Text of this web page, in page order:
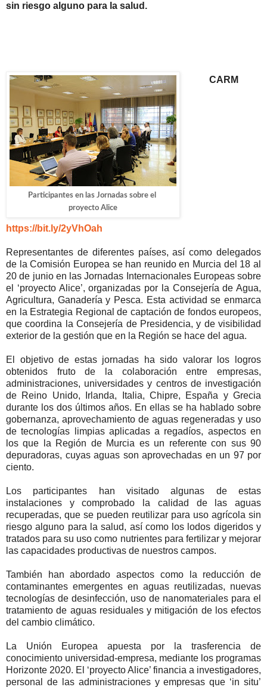
sin riesgo alguno para la salud.
Participantes en las Jornadas sobre el
proyecto Alice
CARM
https://bit.ly/2yVhOah
Representantes de diferentes países, así como delegados
de la Comisión Europea se han reunido en Murcia del 18 al
20 de junio en las Jornadas Internacionales Europeas sobre
el ‘proyecto Alice’, organizadas por la Consejería de Agua,
Agricultura, Ganadería y Pesca. Esta actividad se enmarca
en la Estrategia Regional de captación de fondos europeos,
que coordina la Consejería de Presidencia, y de visibilidad
exterior de la gestión que en la Región se hace del agua.
El objetivo de estas jornadas ha sido valorar los logros
obtenidos fruto de la colaboración entre empresas,
administraciones, universidades y centros de investigación
de Reino Unido, Irlanda, Italia, Chipre, España y Grecia
durante los dos últimos años. En ellas se ha hablado sobre
gobernanza, aprovechamiento de aguas regeneradas y uso
de tecnologías limpias aplicadas a regadíos, aspectos en
los que la Región de Murcia es un referente con sus 90
depuradoras, cuyas aguas son aprovechadas en un 97 por
ciento.
Los participantes han visitado algunas de estas
instalaciones y comprobado la calidad de las aguas
recuperadas, que se pueden reutilizar para uso agrícola sin
riesgo alguno para la salud, así como los lodos digeridos y
tratados para su uso como nutrientes para fertilizar y mejorar
las capacidades productivas de nuestros campos.
También han abordado aspectos como la reducción de
contaminantes emergentes en aguas reutilizadas, nuevas
tecnologías de desinfección, uso de nanomateriales para el
tratamiento de aguas residuales y mitigación de los efectos
del cambio climático.
La Unión Europea apuesta por la trasferencia de
conocimiento universidad-empresa, mediante los programas
Horizonte 2020. El ‘proyecto Alice’ financia a investigadores,
personal de las administraciones y empresas que ‘in situ’